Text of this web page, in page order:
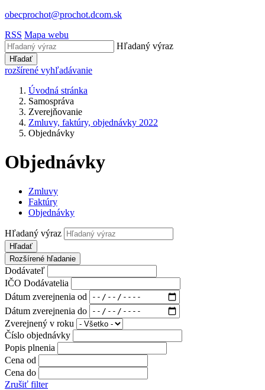
obecprochot@prochot.dcom.sk
RSS Mapa webu
Hľadaný výraz
Hľadať
rozšírené vyhľadávanie
Úvodná stránka
Samospráva
Zverejňovanie
Zmluvy, faktúry, objednávky 2022
Objednávky
Objednávky
Zmluvy
Faktúry
Objednávky
Hľadaný výraz
Hľadať
Rozšírené hľadanie
Dodávateľ
IČO Dodávatelia
Dátum zverejnenia od
Dátum zverejnenia do
Zverejnený v roku
Číslo objednávky
Popis plnenia
Cena od
Cena do
Zrušiť filter